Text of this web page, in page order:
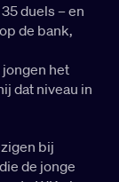
duels – en
de bank,
het
dat niveau in
bij
de jonge